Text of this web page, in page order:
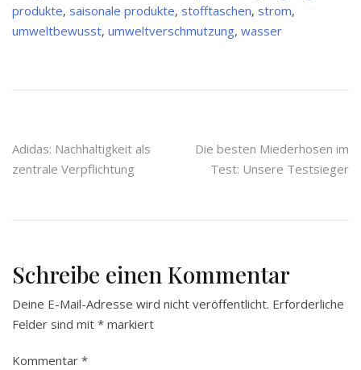
produkte, saisonale produkte, stofftaschen, strom,
umweltbewusst, umweltverschmutzung, wasser
Beitragsnavigation
Adidas: Nachhaltigkeit als
zentrale Verpflichtung
Die besten Miederhosen im
Test: Unsere Testsieger
Schreibe einen Kommentar
Deine E-Mail-Adresse wird nicht veröffentlicht. Erforderliche
Felder sind mit * markiert
Kommentar *